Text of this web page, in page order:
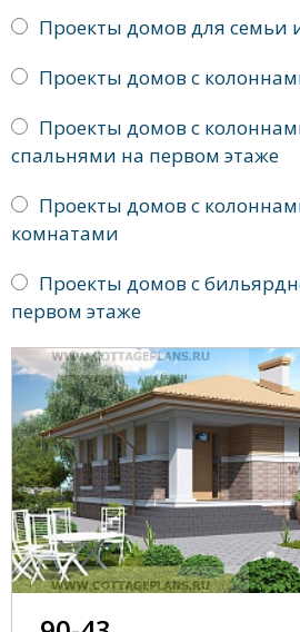
Проекты домов для семьи
Проекты домов с
Проекты домов с
спальнями на первом этаже
Проекты домов с
комнатами
Проекты домов с
первом этаже